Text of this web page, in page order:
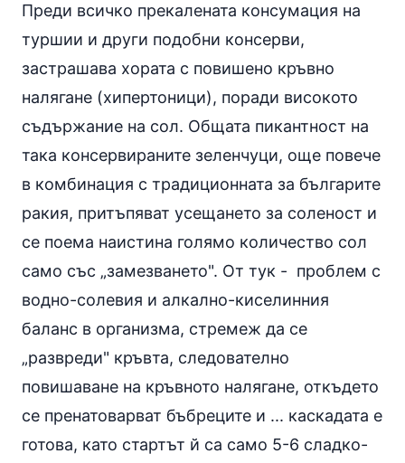
Преди всичко прекалената консумация на
туршии и други подобни консерви,
застрашава хората с повишено кръвно
налягане (хипертоници), поради високото
съдържание на сол. Общата пикантност на
така консервираните зеленчуци, още повече
в комбинация с традиционната за българите
ракия, притъпяват усещането за соленост и
се поема наистина голямо количество сол
само със „замезването". От тук - проблем с
водно-солевия и алкално-киселинния
баланс в организма, стремеж да се
„развреди" кръвта, следователно
повишаване на кръвното налягане, откъдето
се пренатоварват бъбреците и ... каскадата е
готова, като стартът й са само 5-6 сладко-